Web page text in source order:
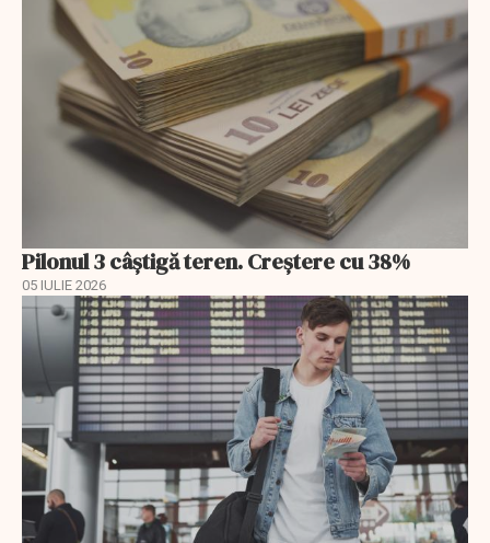
Pilonul 3 câştigă teren. Creştere cu 38%
05 IULIE 2026